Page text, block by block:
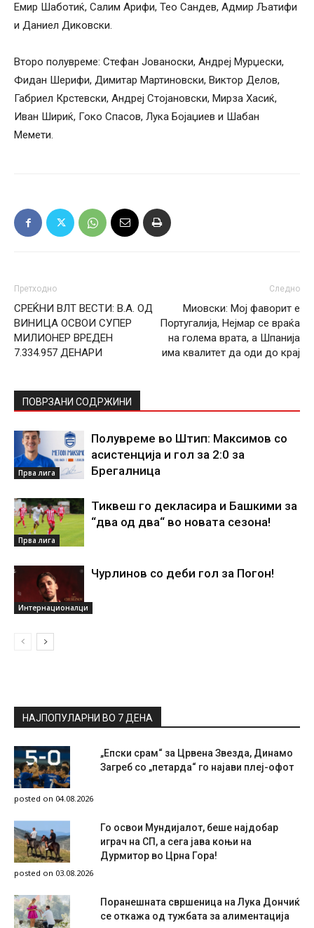
Емир Шаботиќ, Салим Арифи, Тео Сандев, Адмир Љатифи
и Даниел Диковски.
Второ полувреме: Стефан Јованоски, Андреј Мурџески,
Фидан Шерифи, Димитар Мартиновски, Виктор Делов,
Габриел Крстевски, Андреј Стојановски, Мирза Хасиќ,
Иван Шириќ, Гоко Спасов, Лука Бојаџиев и Шабан
Мемети.
Претходно
СРЕЌНИ ВЛТ ВЕСТИ: В.A. ОД
ВИНИЦА ОСВОИ СУПЕР
МИЛИОНЕР ВРЕДЕН
7.334.957 ДЕНАРИ
Следно
Миовски: Мој фаворит е
Португалија, Нејмар се враќа
на голема врата, а Шпанија
има квалитет да оди до крај
ПОВРЗАНИ СОДРЖИНИ
Прва лига
Полувреме во Штип: Максимов со
асистенција и гол за 2:0 за
Брегалница
Прва лига
Тиквеш го декласира и Башкими за
“два од два“ во новата сезона!
Интернационалци
Чурлинов со деби гол за Погон!
НАЈПОПУЛАРНИ ВО 7 ДЕНА
„Епски срам“ за Црвена Звезда, Динамо
Загреб со „петарда“ го најави плеј-офот
posted on 04.08.2026
Го освои Мундијалот, беше најдобар
играч на СП, а сега јава коњи на
Дурмитор во Црна Гора!
posted on 03.08.2026
Поранешната свршеница на Лука Дончиќ
се откажа од тужбата за алиментација